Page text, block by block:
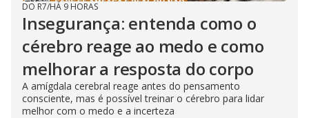
DO R7/HÁ 9 HORAS
Insegurança: entenda como o
cérebro reage ao medo e como
melhorar a resposta do corpo
A amígdala cerebral reage antes do pensamento
consciente, mas é possível treinar o cérebro para lidar
melhor com o medo e a incerteza